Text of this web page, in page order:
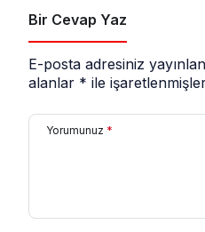
Bir Cevap Yaz
E-posta adresiniz
alanlar * ile
Yorumunuz *